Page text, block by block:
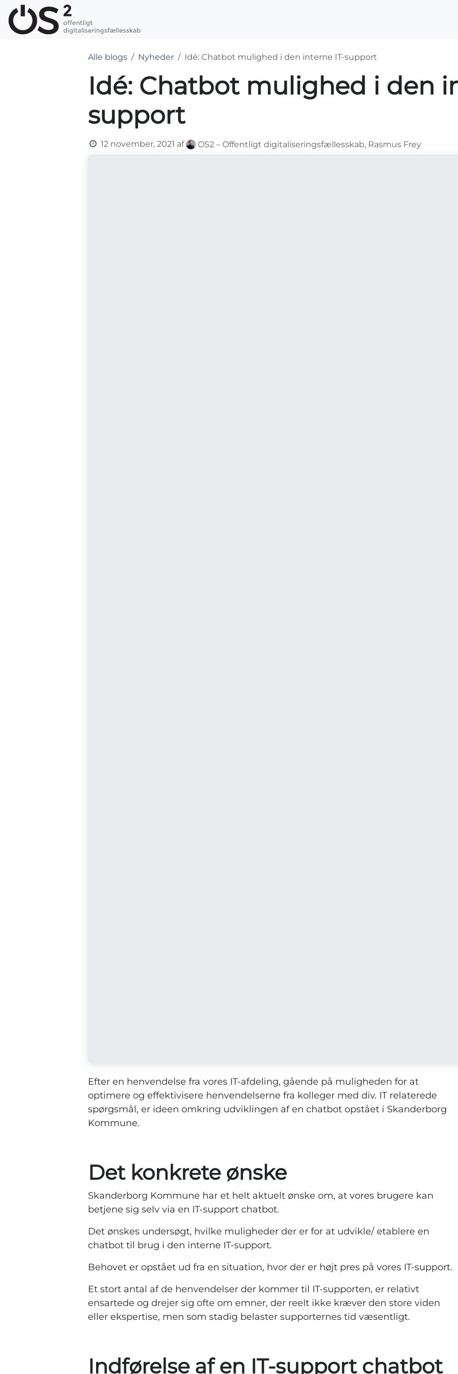
Skip to Content
Alle blogs Nyheder Idé: Chatbot mulighed i den interne IT-support
Idé: Chatbot mulighed i den
support
12 november, 2021 af OS2 – Offentligt digitaliseringsfællesskab, Rasmus Frey
Efter en henvendelse fra vores IT-afdeling, gående på muligheden for at
optimere og effektivisere henvendelserne fra kolleger med div. IT relaterede
spørgsmål, er ideen omkring udviklingen af en chatbot opstået i Skanderborg
Kommune.
Det konkrete ønske
Skanderborg Kommune har et helt aktuelt ønske om, at vores brugere kan
betjene sig selv via en IT-support chatbot.
Det ønskes undersøgt, hvilke muligheder der er for at udvikle/ etablere en
chatbot til brug i den interne IT-support.
Behovet er opstået ud fra en situation, hvor der er højt pres på vores IT-support.
Et stort antal af de henvendelser der kommer til IT-supporten, er relativt
ensartede og drejer sig ofte om emner, der reelt ikke kræver den store viden
eller ekspertise, men som stadig belaster supporternes tid væsentligt.
Indførelse af en IT-support chatbot